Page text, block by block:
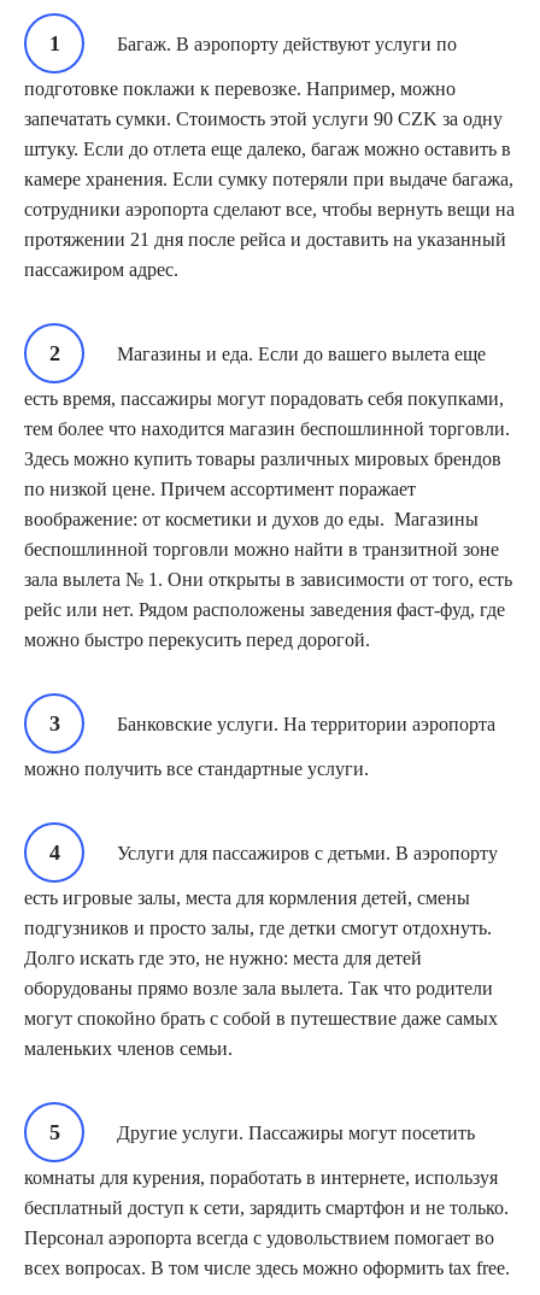
Багаж. В аэропорту действуют услуги по
подготовке поклажи к перевозке. Например, можно
запечатать сумки. Стоимость этой услуги 90 CZK за одну
штуку. Если до отлета еще далеко, багаж можно оставить в
камере хранения. Если сумку потеряли при выдаче багажа,
сотрудники аэропорта сделают все, чтобы вернуть вещи на
протяжении 21 дня после рейса и доставить на указанный
пассажиром адрес.
Магазины и еда. Если до вашего вылета еще
есть время, пассажиры могут порадовать себя покупками,
тем более что находится магазин беспошлинной торговли.
Здесь можно купить товары различных мировых брендов
по низкой цене. Причем ассортимент поражает
воображение: от косметики и духов до еды. Магазины
беспошлинной торговли можно найти в транзитной зоне
зала вылета № 1. Они открыты в зависимости от того, есть
рейс или нет. Рядом расположены заведения фаст-фуд, где
можно быстро перекусить перед дорогой.
Банковские услуги. На территории аэропорта
можно получить все стандартные услуги.
Услуги для пассажиров с детьми. В аэропорту
есть игровые залы, места для кормления детей, смены
подгузников и просто залы, где детки смогут отдохнуть.
Долго искать где это, не нужно: места для детей
оборудованы прямо возле зала вылета. Так что родители
могут спокойно брать с собой в путешествие даже самых
маленьких членов семьи.
Другие услуги. Пассажиры могут посетить
комнаты для курения, поработать в интернете, используя
бесплатный доступ к сети, зарядить смартфон и не только.
Персонал аэропорта всегда с удовольствием помогает во
всех вопросах. В том числе здесь можно оформить tax free.